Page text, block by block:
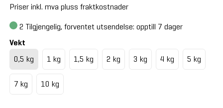
Priser inkl. mva pluss fraktkostnader
2 Tilgjengelig, forventet utsendelse: opptill 7 dager
Vekt
0,5 kg
1 kg 1,5 kg 2 kg 3 kg 4 kg 5 kg
7 kg 10 kg